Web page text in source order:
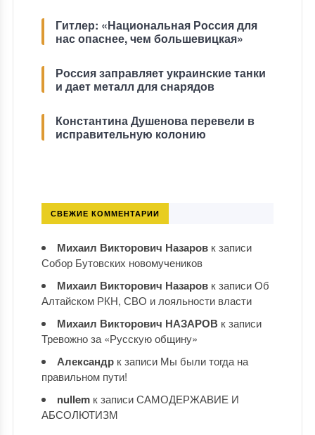
Гитлер: «Национальная Россия для
нас опаснее, чем большевицкая»
Россия заправляет украинские танки
и дает металл для снарядов
Константина Душенова перевели в
исправительную колонию
СВЕЖИЕ КОММЕНТАРИИ
Михаил Викторович Назаровк записи
Собор Бутовских новомучеников
Михаил Викторович Назаровк записиОб
Алтайском РКН, СВО и лояльности власти
Михаил Викторович НАЗАРОВ к записи
Тревожно за «Русскую общину»
Александрк записи Мы были тогда на
правильном пути!
nullemк записиСАМОДЕРЖАВИЕ И
АБСОЛЮТИЗМ